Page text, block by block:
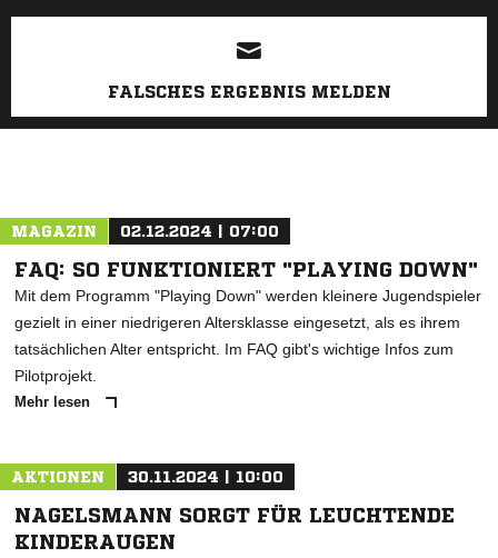
ANZEIGE
FALSCHES ERGEBNIS MELDEN
MAGAZIN 02.12.2024 | 07:00
FAQ: SO FUNKTIONIERT "PLAYING DOWN"
Mit dem Programm "Playing Down" werden kleinere Jugendspieler
gezielt in einer niedrigeren Altersklasse eingesetzt, als es ihrem
tatsächlichen Alter entspricht. Im FAQ gibt's wichtige Infos zum
Pilotprojekt.
Mehr lesen
AKTIONEN 30.11.2024 | 10:00
NAGELSMANN SORGT FÜR LEUCHTENDE
KINDERAUGEN